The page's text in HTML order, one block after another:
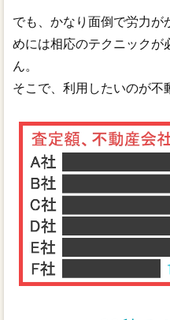
でも、かなり面倒で労力が
めには相応のテクニックが
ん。
そこで、利用したいのが不